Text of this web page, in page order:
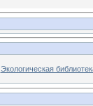
Экологическая